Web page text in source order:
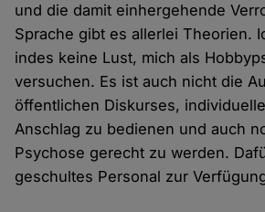
und die damit einhergehende
Sprache gibt es allerlei Theorien.
indes keine Lust, mich als
versuchen. Es ist auch nicht die
öffentlichen Diskurses,
Anschlag zu bedienen und auch
Psychose gerecht zu werden.
geschultes Personal zur